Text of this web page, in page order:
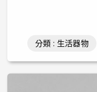
分類 : 生活器物